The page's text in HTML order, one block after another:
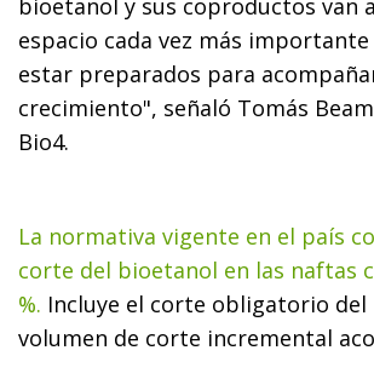
bioetanol y sus coproductos van
espacio cada vez más
estar preparados para
crecimiento", señaló Tomás
Bio4.
La normativa vigente en el país
corte del bioetanol en las naftas
%. Incluye el corte obligatorio del
volumen de corte incremental